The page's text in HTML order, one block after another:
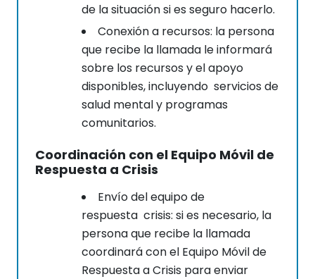
de la situación si es seguro hacerlo.
Conexión a recursos: la persona
que recibe la llamada le informará
sobre los recursos y el apoyo
disponibles, incluyendo servicios de
salud mental y programas
comunitarios.
Coordinación con el Equipo Móvil de
Respuesta a Crisis
Envíodel equipo de
respuesta crisis: si es necesario, la
persona que recibe la llamada
coordinará con el Equipo Móvil de
Respuesta a Crisis para enviar